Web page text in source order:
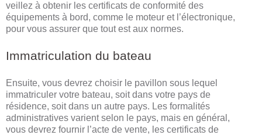
veillez à obtenir les certificats de conformité des
équipements à bord, comme le moteur et l’électronique,
pour vous assurer que tout est aux normes.
Immatriculation du bateau
Ensuite, vous devrez choisir le pavillon sous lequel
immatriculer votre bateau, soit dans votre pays de
résidence, soit dans un autre pays. Les formalités
administratives varient selon le pays, mais en général,
vous devrez fournir l’acte de vente, les certificats de